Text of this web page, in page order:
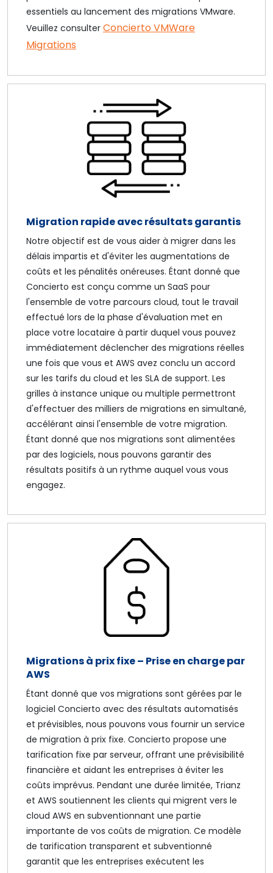
essentiels au lancement des migrations VMware.
Veuillez consulter Concierto VMWare
Migrations
Migration rapide avec résultats garantis
Notre objectif est de vous aider à migrer dans les
délais impartis et d'éviter les augmentations de
coûts et les pénalités onéreuses. Étant donné que
Concierto est conçu comme un SaaS pour
l'ensemble de votre parcours cloud, tout le travail
effectué lors de la phase d'évaluation met en
place votre locataire à partir duquel vous pouvez
immédiatement déclencher des migrations réelles
une fois que vous et AWS avez conclu un accord
sur les tarifs du cloud et les SLA de support. Les
grilles à instance unique ou multiple permettront
d'effectuer des milliers de migrations en simultané,
accélérant ainsi l'ensemble de votre migration.
Étant donné que nos migrations sont alimentées
par des logiciels, nous pouvons garantir des
résultats positifs à un rythme auquel vous vous
engagez.
Migrations à prix fixe – Prise en charge par
AWS
Étant donné que vos migrations sont gérées par le
logiciel Concierto avec des résultats automatisés
et prévisibles, nous pouvons vous fournir un service
de migration à prix fixe. Concierto propose une
tarification fixe par serveur, offrant une prévisibilité
financière et aidant les entreprises à éviter les
coûts imprévus. Pendant une durée limitée, Trianz
et AWS soutiennent les clients qui migrent vers le
cloud AWS en subventionnant une partie
importante de vos coûts de migration. Ce modèle
de tarification transparent et subventionné
garantit que les entreprises exécutent les